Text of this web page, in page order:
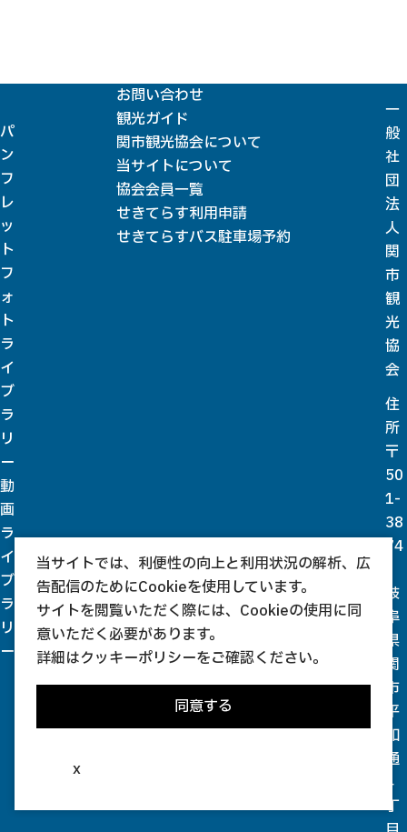
パ
ン
フ
レ
ッ
ト
フ
ォ
ト
ラ
イ
ブ
ラ
リ
ー
動
画
ラ
イ
ブ
ラ
リ
ー
お問い合わせ
観光ガイド
関市観光協会について
当サイトについて
協会会員一覧
せきてらす利用申請
せきてらすバス駐車場予約
一
般
社
団
法
人
関
市
観
光
協
会
住
所
〒
50
1-
38
74
岐
阜
県
関
市
平
和
通
4
丁
当サイトでは、利便性の向上と利用状況の解析、広
告配信のためにCookieを使用しています。
サイトを閲覧いただく際には、Cookieの使用に同
意いただく必要があります。
詳細はクッキーポリシーをご確認ください。
同意する
x